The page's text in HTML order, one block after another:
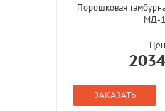
Порошковая
МД-
ЗАКАЗАТЬ